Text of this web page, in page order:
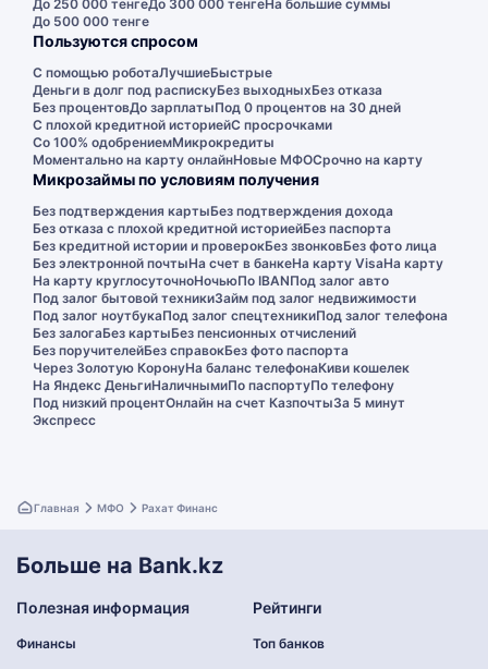
До 250 000 тенгеДо 300 000 тенгеНа большие суммы
До 500 000 тенге
Пользуются спросом
С помощью роботаЛучшиеБыстрые
Деньги в долг под распискуБез выходныхБез отказа
Без процентовДо зарплатыПод 0 процентов на 30 дней
С плохой кредитной историейС просрочками
Со 100% одобрениемМикрокредиты
Моментально на карту онлайнНовые МФОСрочно на карту
Микрозаймы по условиям получения
Без подтверждения картыБез подтверждения дохода
Без отказа с плохой кредитной историейБез паспорта
Без кредитной истории и проверокБез звонковБез фото лица
Без электронной почтыНа счет в банкеНа карту VisaНа карту
На карту круглосуточноНочьюПо IBANПод залог авто
Под залог бытовой техникиЗайм под залог недвижимости
Под залог ноутбукаПод залог спецтехникиПод залог телефона
Без залогаБез картыБез пенсионных отчислений
Без поручителейБез справокБез фото паспорта
Через Золотую КоронуНа баланс телефонаКиви кошелек
На Яндекс ДеньгиНаличнымиПо паспортуПо телефону
Под низкий процентОнлайн на счет КазпочтыЗа 5 минут
Экспресс
Главная МФО Рахат Финанс
Больше на Bank.kz
Полезная информация
Финансы
Рейтинги
Топ банков